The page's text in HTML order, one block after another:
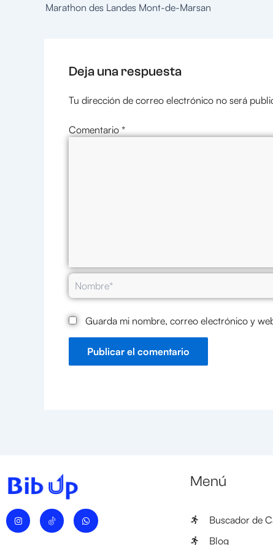
Marathon des Landes Mont-de-Marsan
Deja una respuesta
Tu dirección de correo electrónico no será
Comentario *
Nombre*
Guarda mi nombre, correo electrónico y
I
n
W
h
Menú
Buscador de
Blog